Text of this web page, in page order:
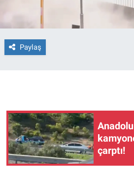
Paylaş
çarptı!